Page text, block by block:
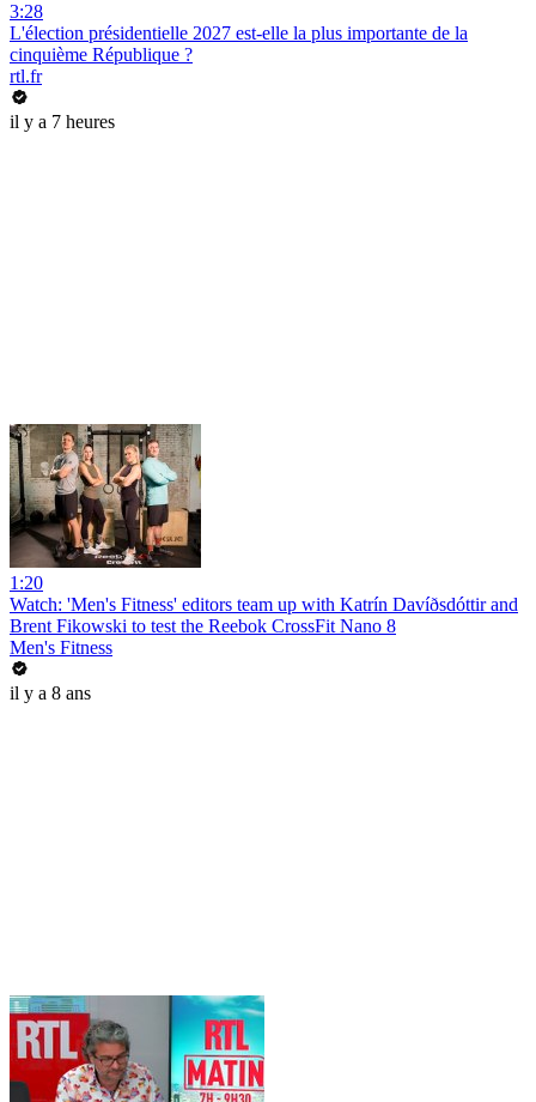
3:28
L'élection présidentielle 2027 est-elle la plus importante de la
cinquième République ?
rtl.fr
il y a 7 heures
1:20
Watch: 'Men's Fitness' editors team up with Katrín Davíðsdóttir and
Brent Fikowski to test the Reebok CrossFit Nano 8
Men's Fitness
il y a 8 ans